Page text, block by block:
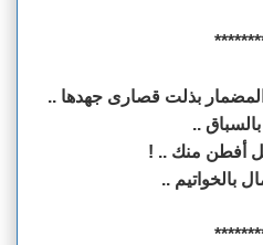
المضمار بذلت قصارى جهدها ..
بالسباق ..
أفطن منك .. !
بالخواتيم ..